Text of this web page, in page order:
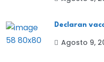
Declaran
Agosto 9,